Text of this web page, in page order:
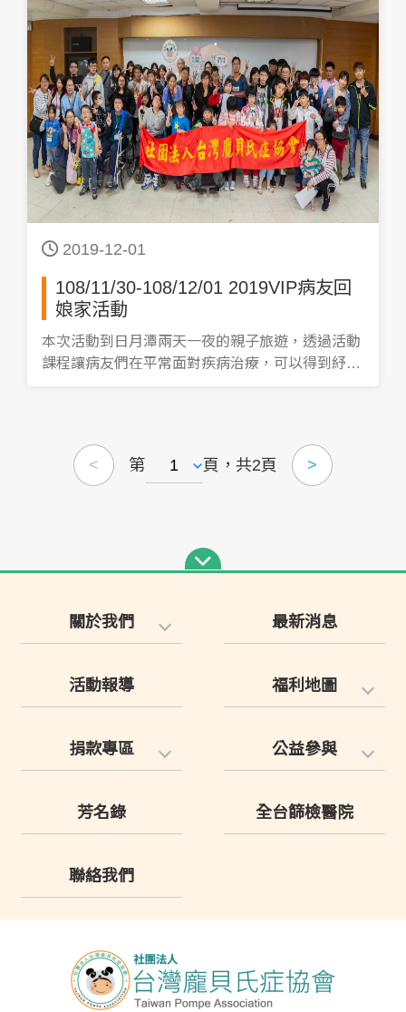
今天是4月15日 2022世界龐貝氏症日 讓我們把愛
分享出去！一起響應世界龐貝日 #世界龐貝日 ＃
PompePearls #台灣龐貝氏症協會會員大會 #收穫
滿滿的一天 #讓愛分享出去
2019-12-01
108/11/30-108/12/01 2019VIP病友回
娘家活動
本次活動到日月潭兩天一夜的親子旅遊，透過活動
課程讓病友們在平常面對疾病治療，可以得到紓解
< 第 頁，共2頁 >
關於我們 最新消息
活動報導 福利地圖
捐款專區 公益參與
芳名錄 全台篩檢醫院
聯絡我們